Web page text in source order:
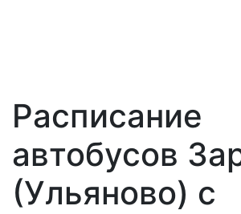
Расписание
автобусов
(Ульяново) с